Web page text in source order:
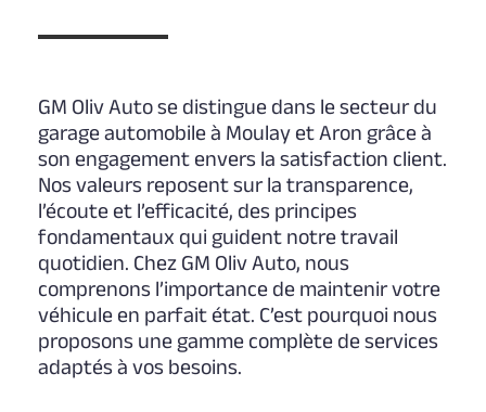
GM Oliv Auto se distingue dans le secteur du
garage automobile à Moulay et Aron grâce à
son engagement envers la satisfaction client.
Nos valeurs reposent sur la transparence,
l’écoute et l’efficacité, des principes
fondamentaux qui guident notre travail
quotidien. Chez GM Oliv Auto, nous
comprenons l’importance de maintenir votre
véhicule en parfait état. C’est pourquoi nous
proposons une gamme complète de services
adaptés à vos besoins.